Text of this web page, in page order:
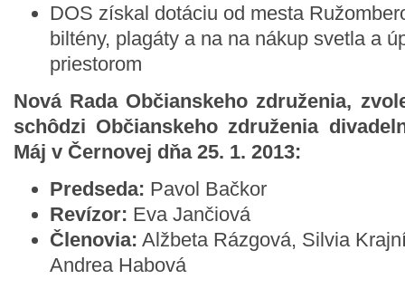
DOS získal dotáciu od mesta
biltény, plagáty a na na nákup svetla a
priestorom
Nová Rada Občianskeho združenia,
schôdzi Občianskeho združenia
Máj v Černovej dňa 25. 1. 2013:
Predseda: Pavol Bačkor
Revízor: Eva Jančiová
Členovia: Alžbeta Rázgová, Silvia
Andrea Habová